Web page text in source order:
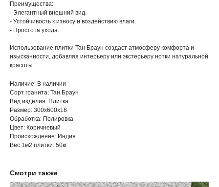
Преимущества:
- Элегантный внешний вид.
- Устойчивость к износу и воздействию влаги.
- Простота ухода.
Использование плитки Тан Браун создаст атмосферу комфорта и
изысканности, добавляя интерьеру или экстерьеру нотки натуральной
красоты.
Наличие: В наличии
Сорт гранита: Тан Браун
Вид изделия: Плитка
Размер: 300х600х18
Обработка: Полировка
Цвет: Коричневый
Происхождение: Индия
Вес 1м2 плитки: 50кг
Смотри также